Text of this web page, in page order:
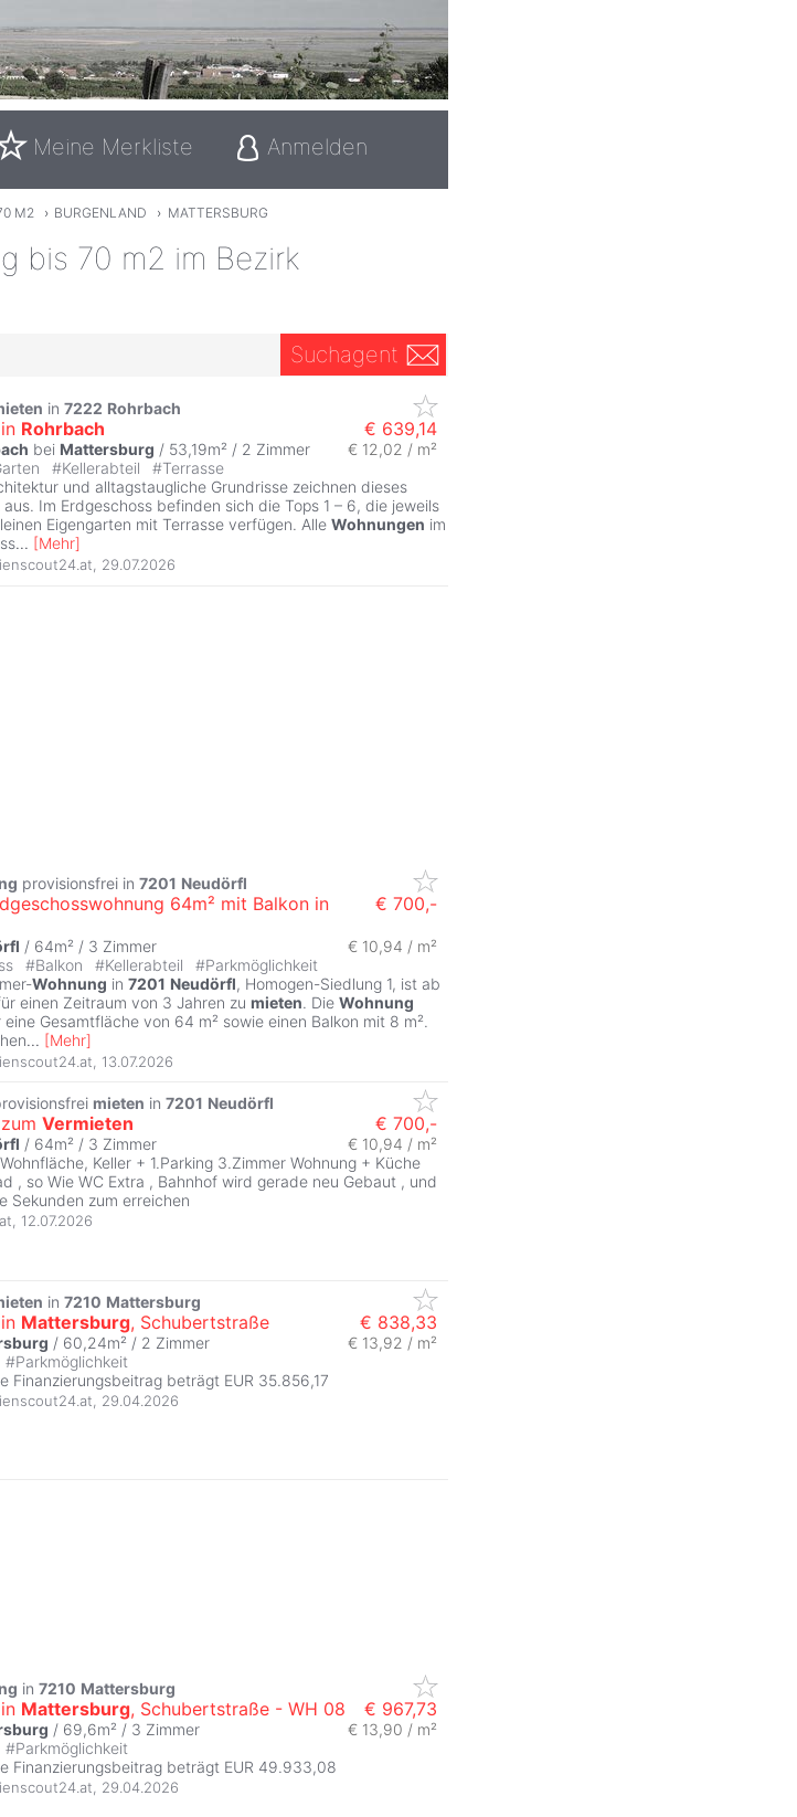
Meine Merkliste Anmelden
M2 › BURGENLAND › MATTERSBURG
bis 70 m2 im Bezirk
Suchagent
in 7222 Rohrbach
in Rohrbach € 639,14
bei Mattersburg / 53,19m² / 2 Zimmer
€ 12,02 / m²
#Kellerabteil #Terrasse
und alltagstaugliche Grundrisse zeichnen dieses
aus. Im Erdgeschoss befinden sich die Tops 1 – 6, die jeweils
Eigengarten mit Terrasse verfügen. Alle Wohnungen im
... [Mehr]
29.07.2026
provisionsfrei in 7201 Neudörfl
64m² mit Balkon in
€ 700,-
/ 64m² / 3 Zimmer
€ 10,94 / m²
#Balkon #Kellerabteil #Parkmöglichkeit
Wohnung in 7201 Neudörfl, Homogen-Siedlung 1, ist ab
einen Zeitraum von 3 Jahren zu mieten. Die Wohnung
Gesamtfläche von 64 m² sowie einen Balkon mit 8 m².
... [Mehr]
13.07.2026
mieten in 7201 Neudörfl
zum Vermieten € 700,-
/ 64m² / 3 Zimmer
€ 10,94 / m²
Keller + 1.Parking 3.Zimmer Wohnung + Küche
, so Wie WC Extra , Bahnhof wird gerade neu Gebaut , und
Sekunden zum erreichen
, 12.07.2026
in 7210 Mattersburg
in Mattersburg, Schubertstraße € 838,33
/ 60,24m² / 2 Zimmer
€ 13,92 / m²
#Parkmöglichkeit
Finanzierungsbeitrag beträgt EUR 35.856,17
, 29.04.2026
in 7210 Mattersburg
in Mattersburg, Schubertstraße - WH 08 € 967,73
/ 69,6m² / 3 Zimmer
€ 13,90 / m²
#Parkmöglichkeit
Finanzierungsbeitrag beträgt EUR 49.933,08
, 29.04.2026